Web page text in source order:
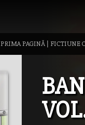
PRIMA PAGINĂ| FICTIUNE